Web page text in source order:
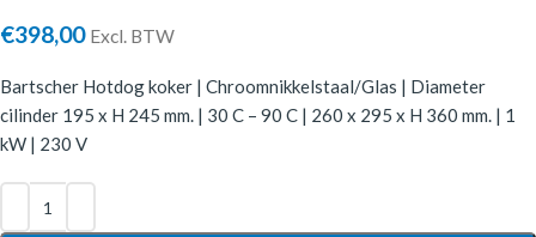
€398,00 Excl. BTW
Bartscher Hotdog koker | Chroomnikkelstaal/Glas | Diameter
cilinder 195 x H 245 mm. | 30 C – 90 C | 260 x 295 x H 360 mm. | 1
kW | 230 V